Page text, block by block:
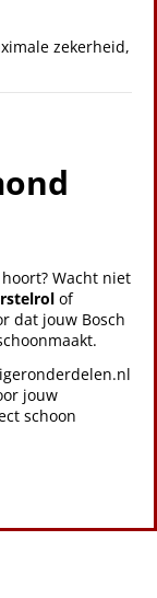
zekerheid,
Wacht niet
of
dat jouw Bosch
jouw
schoon